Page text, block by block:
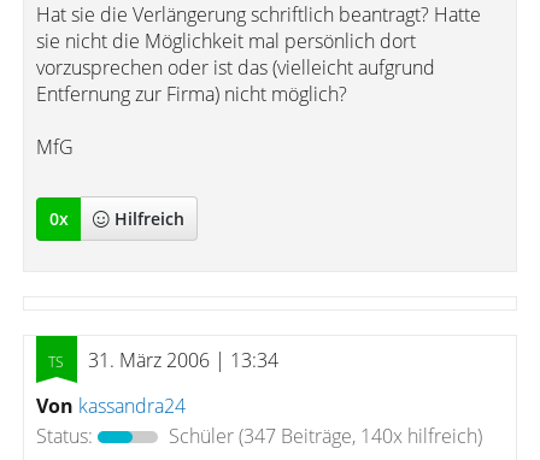
Hat sie die Verlängerung schriftlich beantragt? Hatte
sie nicht die Möglichkeit mal persönlich dort
vorzusprechen oder ist das (vielleicht aufgrund
Entfernung zur Firma) nicht möglich?
MfG
0x Hilfreich
31. März 2006 | 13:34
Von kassandra24
Status:
Schüler(347 Beiträge, 140x hilfreich)